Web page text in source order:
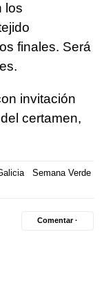
los
finales. Será
invitación
certamen,
Semana Verde
Comentar ·